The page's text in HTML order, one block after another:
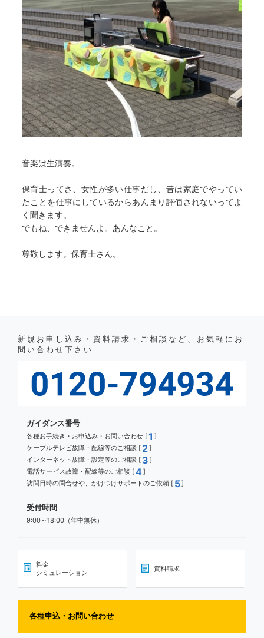
音楽は生演奏。
保育士ってさ、女性が多い仕事だし、昔は家庭でやってい
たことを仕事にしているからあんまり評価されないってよ
く聞きます。
でもね、できませんよ。あんなこと。
尊敬します。保育士さん。
新規お申し込み・資料請求・ご相談など、お気軽にお
問い合わせ下さい
ガイダンス番号
各種お手続き・お申込み・お問い合わせ [1 ]
ケーブルテレビ故障・配線等のご相談 [ 2]
インターネット故障・設定等のご相談 [ 3 ]
電話サービス故障・配線等のご相談 [4]
訪問日時の問合せや、かけつけサポートのご依頼 [ 5]
受付時間
9:00～18:00（年中無休）
料金
シミュレーション
資料請求
各種申込・お問い合わせ